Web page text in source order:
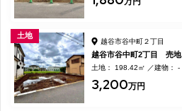
土地
越谷市谷中町２丁目
越谷市谷中町2丁目 売地
土地： 198.42㎡ 建物： -
3,200万円